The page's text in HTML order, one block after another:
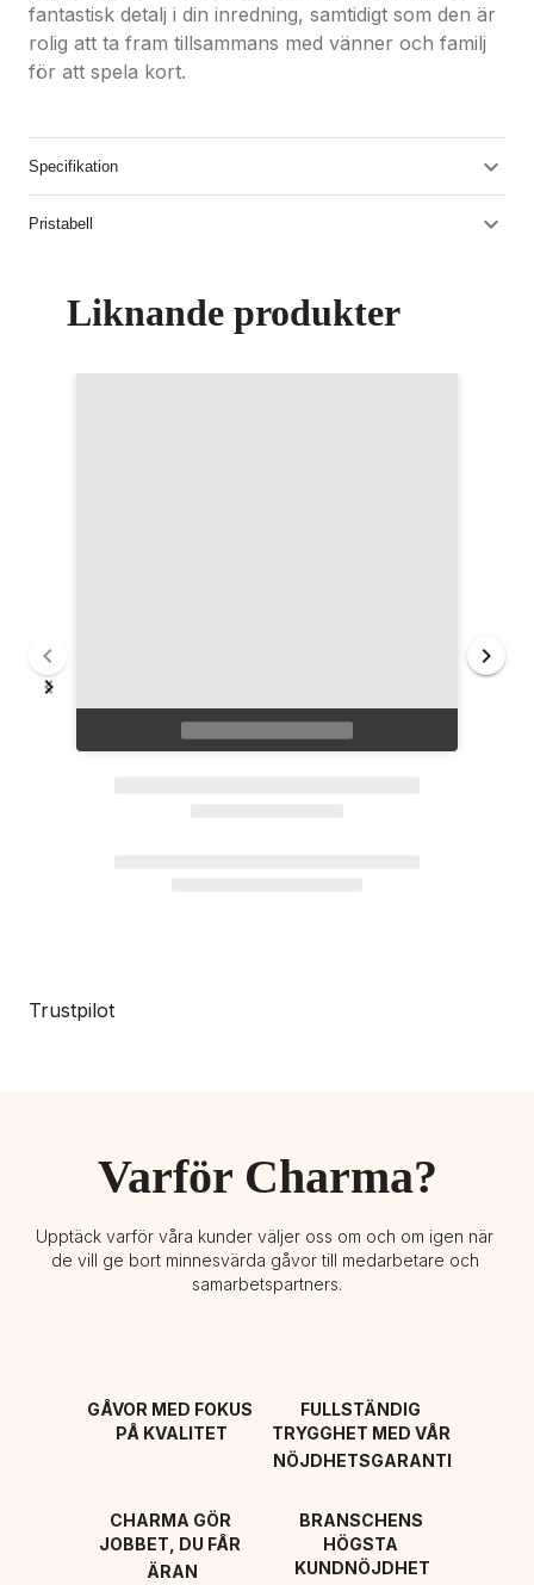
fantastisk detalj i din inredning, samtidigt som den är
rolig att ta fram tillsammans med vänner och familj
för att spela kort.
Specifikation
Pristabell
Liknande produkter
Trustpilot
Varför Charma?
Upptäck varför våra kunder väljer oss om och om igen när
de vill ge bort minnesvärda gåvor till medarbetare och
samarbetspartners.
GÅVOR MED FOKUS
PÅ KVALITET
FULLSTÄNDIG
TRYGGHET MED VÅR
NÖJDHETSGARANTI
CHARMA GÖR
JOBBET, DU FÅR
ÄRAN
BRANSCHENS
HÖGSTA
KUNDNÖJDHET